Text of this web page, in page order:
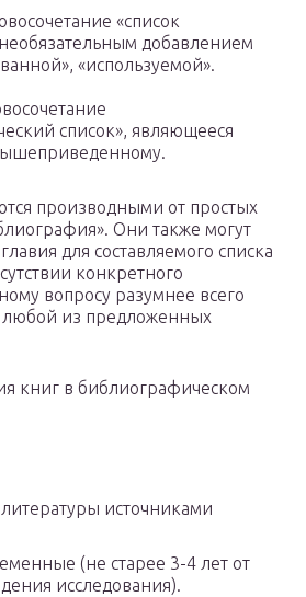
«список
добавлением
«используемой».
список», являющееся
производными от простых
Они также могут
для составляемого списка
конкретного
вопросу разумнее всего
любой из предложенных
книг в библиографическом
источниками
(не старее 3-4 лет от
исследования).